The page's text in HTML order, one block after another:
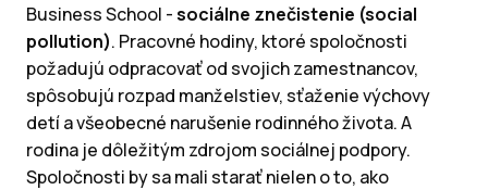
Business School -sociálne znečistenie (social
pollution). Pracovné hodiny, ktoré spoločnosti
požadujú odpracovať od svojich zamestnancov,
spôsobujú rozpad manželstiev, sťaženie výchovy
detí a všeobecné narušenie rodinného života. A
rodina je dôležitým zdrojom sociálnej podpory.
Spoločnosti by sa mali starať nielen o to, ako